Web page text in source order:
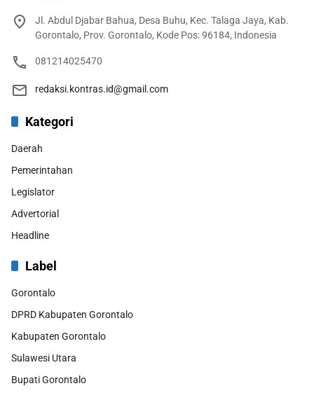
Jl. Abdul Djabar Bahua, Desa Buhu, Kec. Talaga Jaya, Kab.
Gorontalo, Prov. Gorontalo, Kode Pos: 96184, Indonesia
081214025470
redaksi.kontras.id@gmail.com
Kategori
Daerah
Pemerintahan
Legislator
Advertorial
Headline
Label
Gorontalo
DPRD Kabupaten Gorontalo
Kabupaten Gorontalo
Sulawesi Utara
Bupati Gorontalo